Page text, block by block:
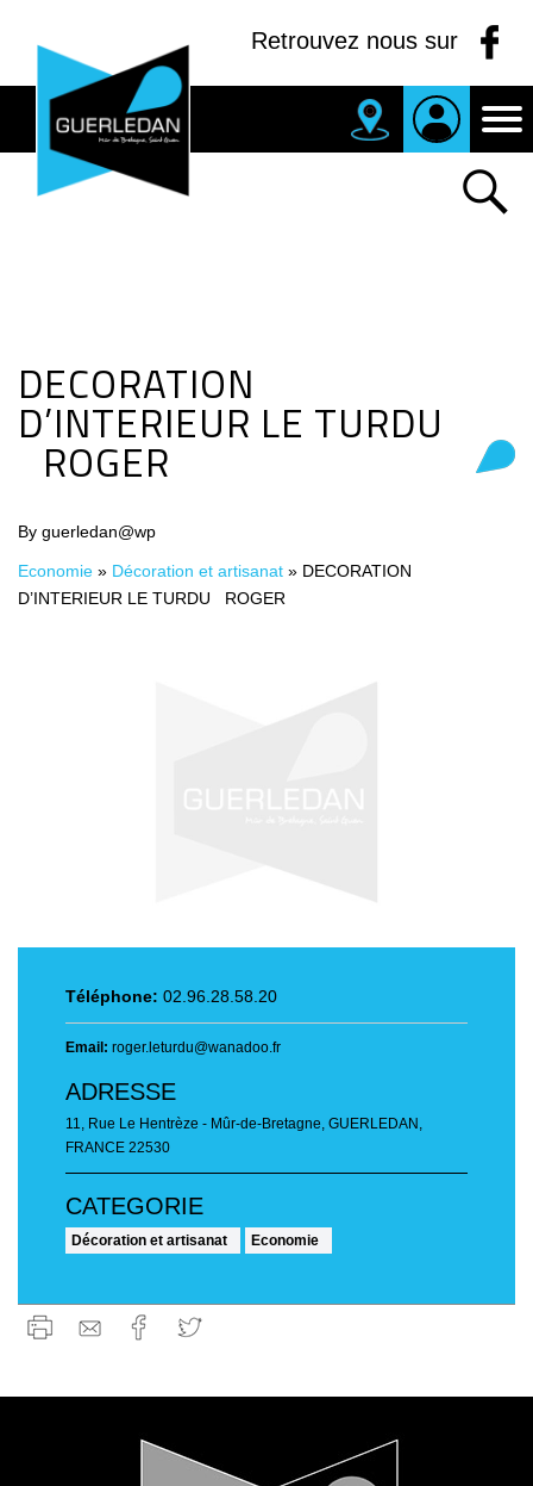
Retrouvez nous sur
DECORATION
D’INTERIEUR LE TURDU
ROGER
By guerledan@wp
Economie » Décoration et artisanat » DECORATION
D’INTERIEUR LE TURDU ROGER
Téléphone: 02.96.28.58.20
Email: roger.leturdu@wanadoo.fr
ADRESSE
11, Rue Le Hentrèze - Mûr-de-Bretagne, GUERLEDAN,
FRANCE 22530
Décoration et artisanat Economie